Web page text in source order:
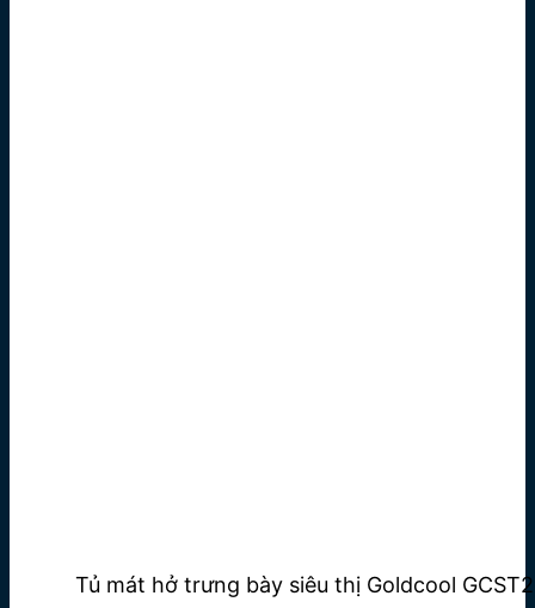
Tủ mát hở trưng bày siêu thị Goldcool